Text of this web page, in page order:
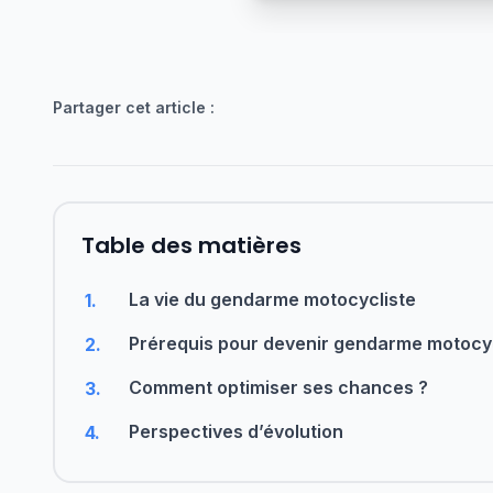
Partager cet article :
Table des matières
1. La vie du gendarme motocycliste
2. Prérequis pour devenir gendarme
3. Comment optimiser ses chances ?
4. Perspectives d’évolution